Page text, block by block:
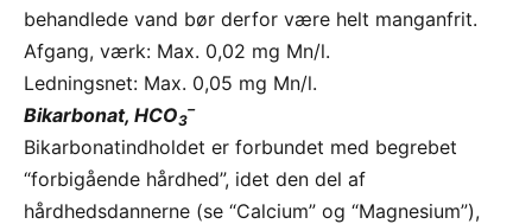
behandlede vand bør derfor være helt manganfrit.
Afgang, værk: Max. 0,02 mg Mn/l.
Ledningsnet: Max. 0,05 mg Mn/l.
Bikarbonat, HCO3
–
Bikarbonatindholdet er forbundet med begrebet
“forbigående hårdhed”, idet den del af
hårdhedsdannerne (se “Calcium” og “Magnesium”),